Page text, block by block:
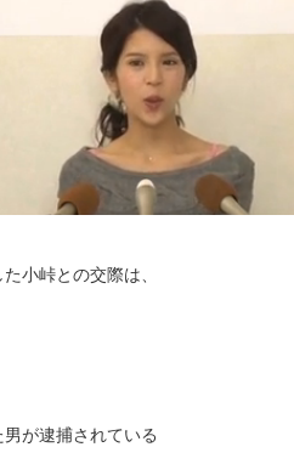
小峠との交際は、
が逮捕されている